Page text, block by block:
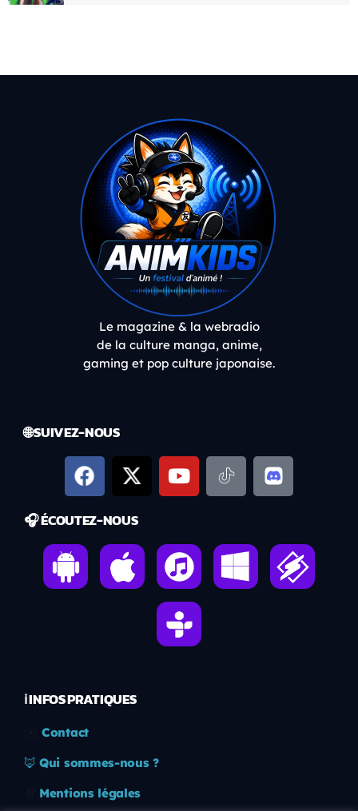
Le magazine & la webradio
de la culture manga, anime,
gaming et pop culture japonaise.
🌐 SUIVEZ-NOUS
🎧 ÉCOUTEZ-NOUS
ℹ️ INFOS PRATIQUES
Contact
🦊 Qui sommes-nous ?
Mentions légales